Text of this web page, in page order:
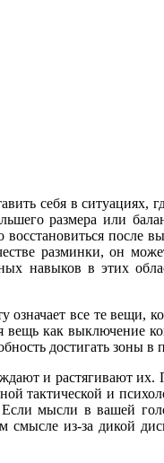
себя в ситуациях,
размера или
после
разминки, он
навыков в этих
все те вещи,
вещь как выключение
достигать зоны в
и растягивают их.
тактической и
мысли в вашей
смысле из-за дикой